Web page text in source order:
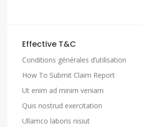
Effective T&C
Conditions générales d’utilisation
How To Submit Claim Report
Ut enim ad minim veniam
Quis nostrud exercitation
Ullamco laboris nisiut